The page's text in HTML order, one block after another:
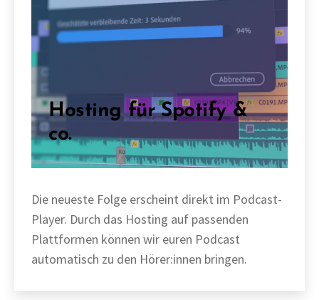
Hosting für Spotify &
co.
Die neueste Folge erscheint direkt im Podcast-
Player. Durch das Hosting auf passenden
Plattformen können wir euren Podcast
automatisch zu den Hörer:innen bringen.